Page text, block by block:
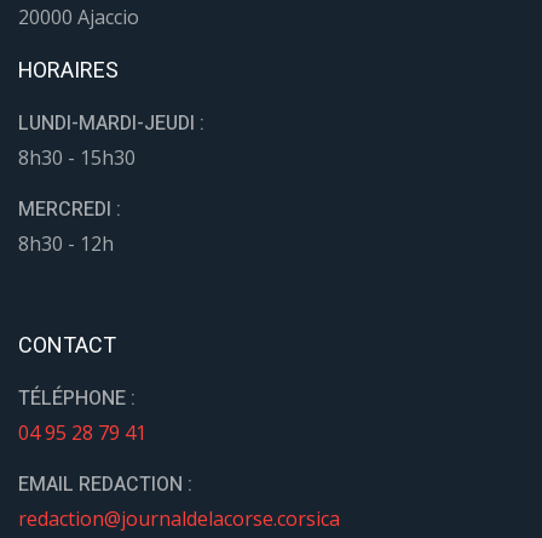
20000 Ajaccio
HORAIRES
LUNDI-MARDI-JEUDI :
8h30 - 15h30
MERCREDI :
8h30 - 12h
CONTACT
TÉLÉPHONE :
04 95 28 79 41
EMAIL REDACTION :
redaction@journaldelacorse.corsica